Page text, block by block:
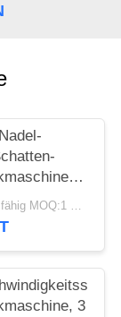
Verhandlungsfähig MOQ:1 Satz
3